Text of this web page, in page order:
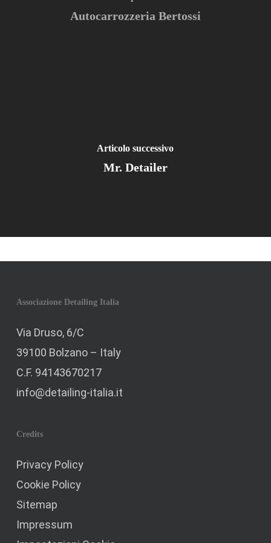
Autocarrozzeria Bertossi
Articolo successivo
Mr. Detailer
Associazione Detailing Italia
Via Druso, 6/C
39100 Bolzano – Italy
C.F. 94143670217
info@detailing-italia.it
Credits
Privacy Policy
Cookie Policy
Sitemap
Impressum